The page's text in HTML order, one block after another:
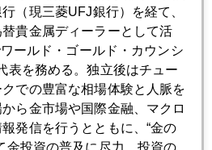
月 10月 11月 12月
（現三菱UFJ銀行）を経て、
貴金属ディーラーとして活
ールド・ゴールド・カウンシ
表を務める。独立後はチュー
での豊富な相場体験と人脈を
ら金市場や国際金融、マクロ
発信を行うとともに、“金の
金投資の普及に尽力。投資の